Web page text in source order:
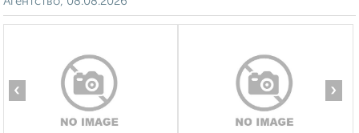
‹ ›